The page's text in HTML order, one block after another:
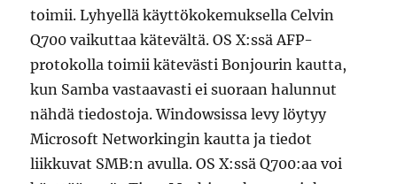
toimii. Lyhyellä käyttökokemuksella Celvin
Q700 vaikuttaa kätevältä. OS X:ssä AFP-
protokolla toimii kätevästi Bonjourin kautta,
kun Samba vastaavasti ei suoraan halunnut
nähdä tiedostoja. Windowsissa levy löytyy
Microsoft Networkingin kautta ja tiedot
liikkuvat SMB:n avulla. OS X:ssä Q700:aa voi